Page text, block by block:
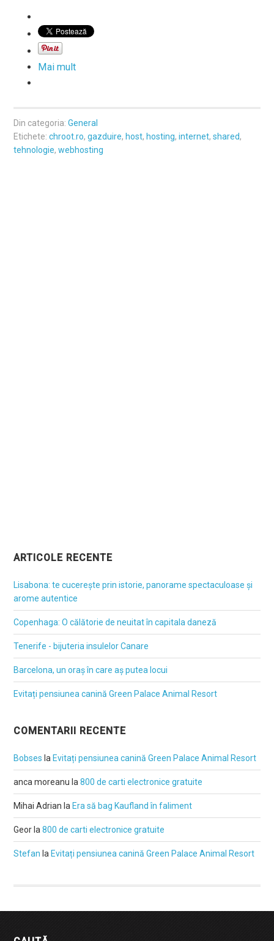
Mai mult
Din categoria:General
Etichete:chroot.ro,gazduire, host, hosting,internet,shared,
tehnologie,webhosting
ARTICOLE RECENTE
Lisabona: te cucerește prin istorie, panorame spectaculoase și
arome autentice
Copenhaga: O călătorie de neuitat în capitala daneză
Tenerife - bijuteria insulelor Canare
Barcelona, un oraș în care aș putea locui
Evitați pensiunea canină Green Palace Animal Resort
COMENTARII RECENTE
Bobses la Evitați pensiunea canină Green Palace Animal Resort
anca moreanu la800 de carti electronice gratuite
Mihai Adrian la Era să bag Kaufland în faliment
Geor la800 de carti electronice gratuite
Stefan la Evitați pensiunea canină Green Palace Animal Resort